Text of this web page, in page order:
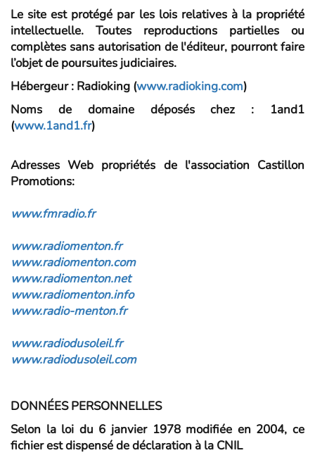
Le site est protégé par les lois relatives à la propriété
intellectuelle. Toutes reproductions partielles ou
complètes sans autorisation de l'éditeur, pourront faire
l’objet de poursuites judiciaires.
Hébergeur : Radioking (www.radioking.com)
Noms de domaine déposés chez : 1and1
(www.1and1.fr)
Adresses Web propriétés de l'association Castillon
Promotions:
www.fmradio.fr
www.radiomenton.fr
www.radiomenton.com
www.radiomenton.net
www.radiomenton.info
www.radio-menton.fr
www.radiodusoleil.fr
www.radiodusoleil.com
DONNÉES PERSONNELLES
Selon la loi du 6 janvier 1978 modifiée en 2004, ce
fichier est dispensé de déclaration à la CNIL